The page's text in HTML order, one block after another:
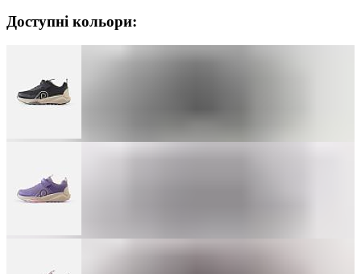
Доступні кольори: